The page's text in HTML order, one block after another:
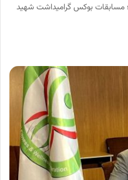
مسابقات بوکس گرامیداشت شهید